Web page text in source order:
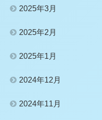
2025年3月
2025年2月
2025年1月
2024年12月
2024年11月